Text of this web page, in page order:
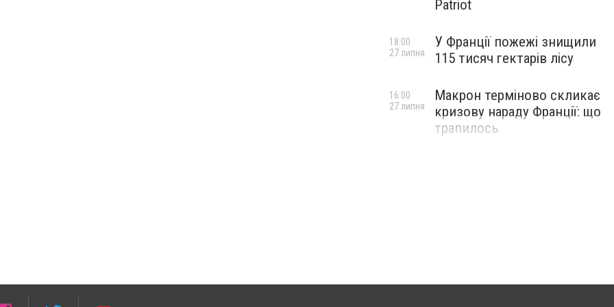
Patriot
У Франції пожежі знищили
115 тисяч гектарів лісу
18:00
27 липня
Макрон терміново скликає
кризову нараду Франції: що
трапилось
16:00
27 липня